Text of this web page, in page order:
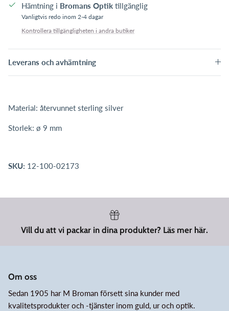
Hämtning i Bromans Optik tillgänglig
Vanligtvis redo inom 2-4 dagar
Kontrollera tillgängligheten i andra butiker
Leverans och avhämtning
Material: återvunnet sterling silver
Storlek: ø 9 mm
SKU: 12-100-02173
Vill du att vi packar in dina produkter? Läs mer här.
Om oss
Sedan 1905 har M Broman försett sina kunder med
kvalitetsprodukter och -tjänster inom guld, ur och optik.